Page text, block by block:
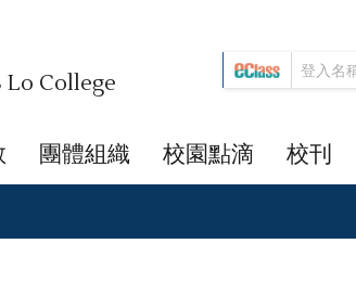
College
團體組織 校園點滴 校刊